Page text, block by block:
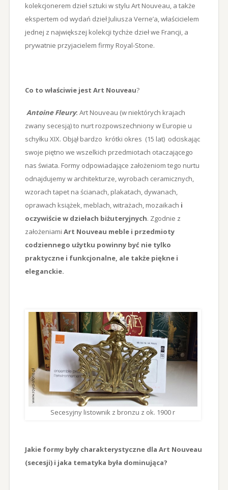
kolekcjonerem dzieł sztuki w stylu Art Nouveau, a także
ekspertem od wydań dzieł Juliusza Verne’a, właścicielem
jednej z największej kolekcji tychże dzieł we Francji, a
prywatnie przyjacielem firmy Royal-Stone.
Co to właściwie jest Art Nouveau?
Antoine Fleury: Art Nouveau (w niektórych krajach
zwany secesją) to nurt rozpowszechniony w Europie u
schyłku XIX. Objął bardzo krótki okres (15 lat) odciskając
swoje piętno we wszelkich przedmiotach otaczającego
nas świata. Formy odpowiadające założeniom tego nurtu
odnajdujemy w architekturze, wyrobach ceramicznych,
wzorach tapet na ścianach, plakatach, dywanach,
oprawach książek, meblach, witrażach, mozaikach i
oczywiście w dziełach biżuteryjnych. Zgodnie z
założeniami Art Nouveau meble i przedmioty
codziennego użytku powinny być nie tylko
praktyczne i funkcjonalne, ale także piękne i
eleganckie.
Secesyjny listownik z bronzu z ok. 1900 r
Jakie formy były charakterystyczne dla Art Nouveau
(secesji) i jaka tematyka była dominująca?